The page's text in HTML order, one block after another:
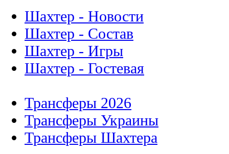
Шахтер - Новости
Шахтер - Состав
Шахтер - Игры
Шахтер - Гостевая
Трансферы 2026
Трансферы Украины
Трансферы Шахтера